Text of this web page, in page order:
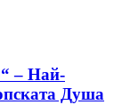
– Най-
Душа